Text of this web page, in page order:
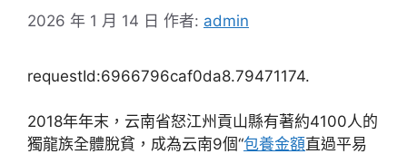
2026 年 1 月 14 日 作者: admin
requestId:6966796caf0da8.79471174.
2018年年末，云南省怒江州貢山縣有著約4100人的
獨龍族全體脫貧，成為云南9個“包養金額直過平易